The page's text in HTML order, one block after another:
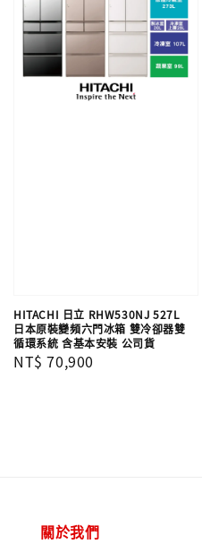
HITACHI 日立 RHW530NJ 527L
日本原裝變頻六門冰箱 雙冷卻器雙
循環系統 含基本安裝 公司貨
Regular
NT$ 70,900
關於我們